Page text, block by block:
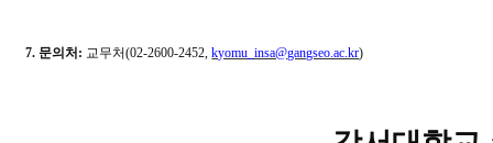
7.문의처 : 교무처(02-2600-2452,kyomu_insa@gangseo.ac.kr)